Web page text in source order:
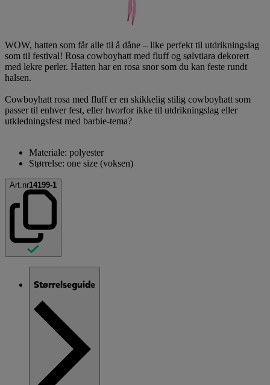
WOW, hatten som får alle til å dåne – like perfekt til utdrikningslag
som til festival! Rosa cowboyhatt med fluff og sølvtiara dekorert
med lekre perler. Hatten har en rosa snor som du kan feste rundt
halsen.
Cowboyhatt rosa med fluff er en skikkelig stilig cowboyhatt som
passer til enhver fest, eller hvorfor ikke til utdrikningslag eller
utkledningsfest med barbie-tema?
Materiale: polyester
Størrelse: one size (voksen)
Art.nr14199-1
Størrelseguide